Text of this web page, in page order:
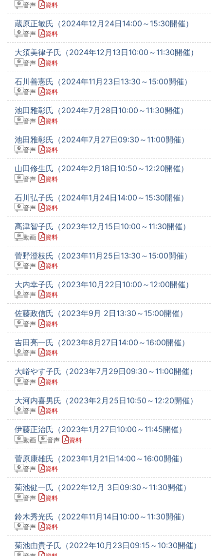
音声 資料
蔵原正敏氏（2024年12月24日14:00～15:30開催）
音声 資料
大須美律子氏（2024年12月13日10:00～11:30開催）
音声 資料
石川善憲氏（2024年11月23日13:30～15:00開催）
音声 資料
池田雅彰氏（2024年7月28日10:00～11:30開催）
音声 資料
池田雅彰氏（2024年7月27日09:30～11:00開催）
音声 資料
山田修生氏（2024年2月18日10:50～12:20開催）
音声 資料
石川弘子氏（2024年1月24日14:00～15:30開催）
音声 資料
髙津智子氏（2023年12月15日10:00～11:30開催）
動画 資料
菅野澄枝氏（2023年11月25日13:30～15:00開催）
音声 資料
大内幸子氏（2023年10月22日10:00～12:00開催）
音声 資料
佐藤政信氏（2023年9月 2日13:30～15:00開催）
音声 資料
吉田亮一氏（2023年8月27日14:00～16:00開催）
音声 資料
大峪やす子氏（2023年7月29日09:30～11:00開催）
音声 資料
大河内喜男氏（2023年2月25日10:50～12:20開催）
音声 資料
伊藤正治氏（2023年1月27日10:00～11:45開催）
動画 音声 資料
菅原康雄氏（2023年1月21日14:00～16:00開催）
音声 資料
菊池健一氏（2022年12月 3日09:30～11:30開催）
音声 資料
鈴木秀光氏（2022年11月14日10:00～11:30開催）
音声 資料
菊池由貴子氏（2022年10月23日09:15～10:30開催）